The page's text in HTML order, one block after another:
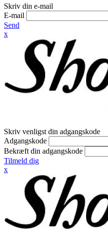
Skriv din e-mail
E-mail
Send
x
Skriv venligst din adgangskode
Adgangskode
Bekræft din adgangskode
Tilmeld dig
x